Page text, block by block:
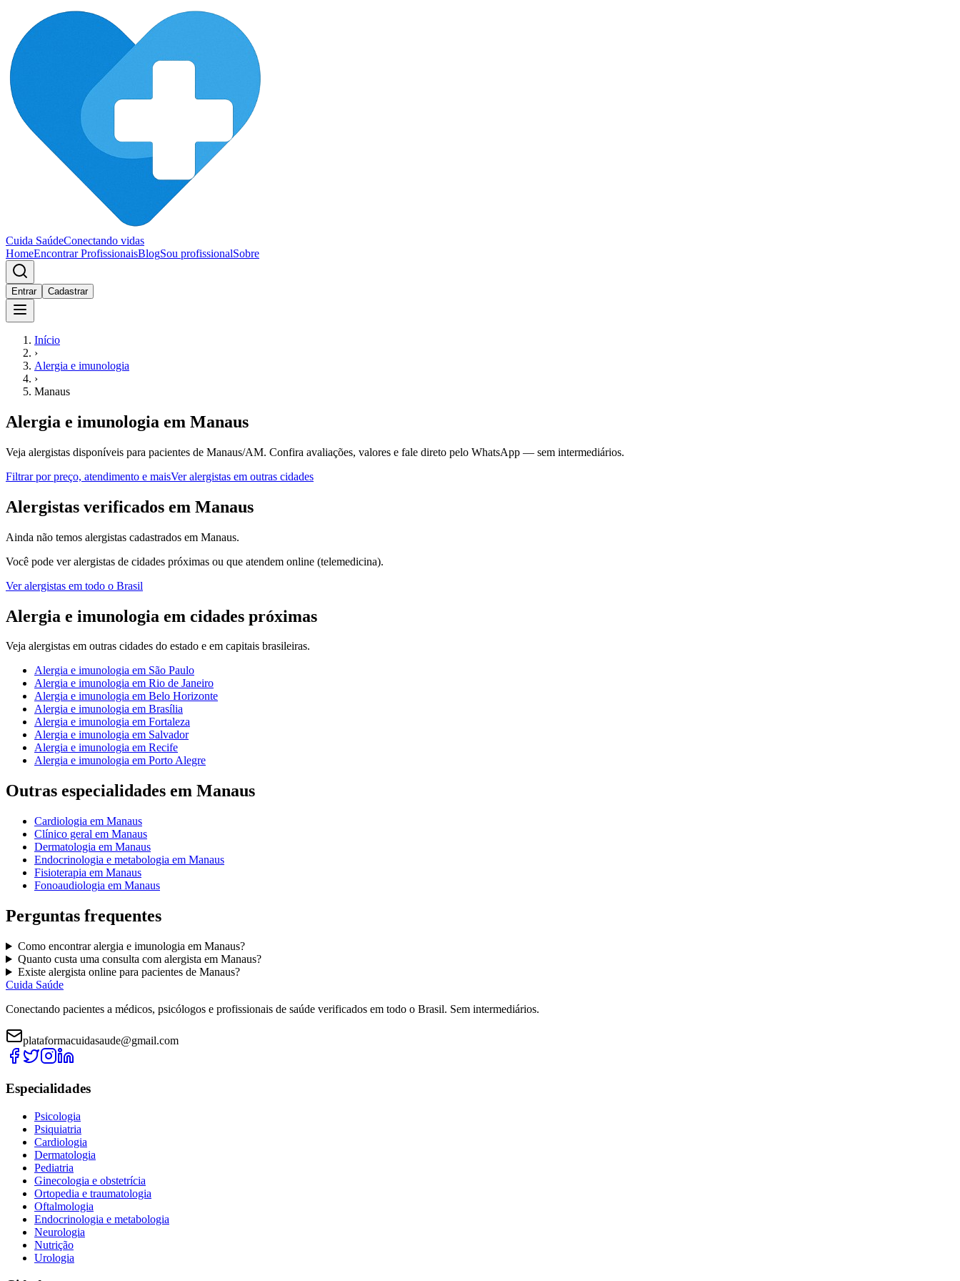
Cuida SaúdeConectando vidas
HomeEncontrar ProfissionaisBlogSou profissionalSobre
Entrar Cadastrar
Início
›
Alergia e imunologia
›
Manaus
Alergia e imunologia em Manaus
Veja alergistas disponíveis para pacientes de Manaus/AM. Confira avaliações, valores e fale direto pelo WhatsApp — sem intermediários.
Filtrar por preço, atendimento e maisVeralergistas em outras cidades
Alergistas verificados em Manaus
Ainda não temos alergistas cadastrados em Manaus.
Você pode veralergistas de cidades próximas ou que atendem online (telemedicina).
Veralergistas em todo o Brasil
Alergia e imunologia em cidades próximas
Veja alergistas em outras cidades do estado e em capitais brasileiras.
Alergia e imunologia em São Paulo
Alergia e imunologia em Rio de Janeiro
Alergia e imunologia em Belo Horizonte
Alergia e imunologia em Brasília
Alergia e imunologia em Fortaleza
Alergia e imunologia em Salvador
Alergia e imunologia em Recife
Alergia e imunologia em Porto Alegre
Outras especialidades em Manaus
Cardiologia em Manaus
Clínico geral em Manaus
Dermatologia em Manaus
Endocrinologia e metabologia em Manaus
Fisioterapia em Manaus
Fonoaudiologia em Manaus
Perguntas frequentes
Como encontraralergia e imunologia em Manaus?
Quanto custa uma consulta com alergista em Manaus?
Existe alergista online para pacientes de Manaus?
Cuida Saúde
Conectando pacientes a médicos, psicólogos e profissionais de saúde verificados em todo o Brasil. Sem intermediários.
plataformacuidasaude@gmail.com
Especialidades
Psicologia
Psiquiatria
Cardiologia
Dermatologia
Pediatria
Ginecologia e obstetrícia
Ortopedia e traumatologia
Oftalmologia
Endocrinologia e metabologia
Neurologia
Nutrição
Urologia